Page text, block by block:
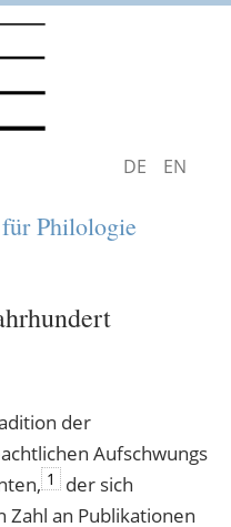
umschaltenDEUTSCH
Philologie
der
Aufschwungs
1
der sich
an Publikationen